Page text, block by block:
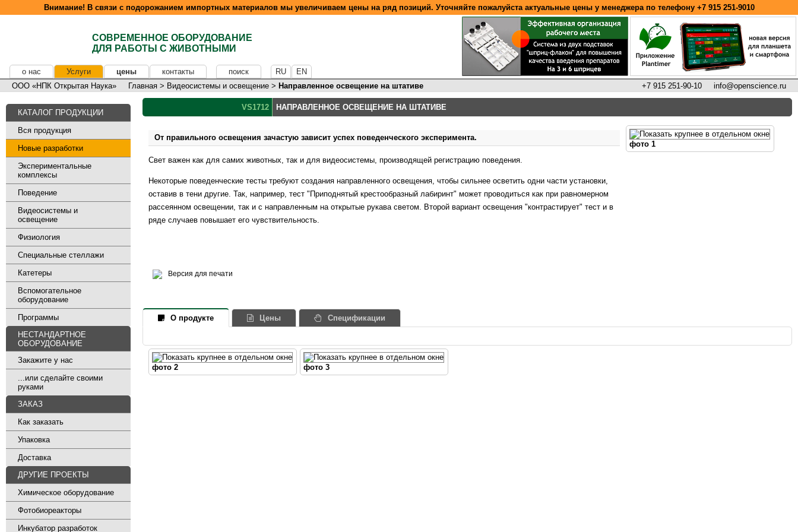
Внимание! В связи с подорожанием импортных материалов мы увеличиваем цены на ряд позиций. Уточняйте пожалуйста актуальные цены у менеджера по телефону +7 915 251-9010
СОВРЕМЕННОЕ ОБОРУДОВАНИЕ
ДЛЯ РАБОТЫ С ЖИВОТНЫМИ
о нас Услуги цены контакты поиск RU
EN
info@openscience.ru
+7 915 251-90-10
ООО «НПК Открытая Наука» Главная > Видеосистемы и освещение > Направленное освещение на штативе
КАТАЛОГ ПРОДУКЦИИ
Вся продукция
Новые разработки
Экспериментальные
комплексы
Поведение
Видеосистемы и
освещение
Физиология
Специальные стеллажи
Катетеры
Вспомогательное
оборудование
Программы
НЕСТАНДАРТНОЕ
ОБОРУДОВАНИЕ
Закажите у нас
...или сделайте своими
руками
ЗАКАЗ
Как заказать
Упаковка
Доставка
ДРУГИЕ ПРОЕКТЫ
Химическое оборудование
Фотобиореакторы
Инкубатор разработок
VS1712 НАПРАВЛЕННОЕ ОСВЕЩЕНИЕ НА ШТАТИВЕ
От правильного освещения зачастую зависит успех поведенческого эксперимента.
Свет важен как для самих животных, так и для видеосистемы, производящей регистрацию поведения.
Некоторые поведенческие тесты требуют создания направленного освещения, чтобы сильнее осветить одни части установки,
оставив в тени другие. Так, например, тест "Приподнятый крестообразный лабиринт" может проводиться как при равномерном
рассеянном освещении, так и с направленным на открытые рукава светом. Второй вариант освещения "контрастирует" тест и в
ряде случаев повышает его чувствительность.
Версия для печати
фото 1
О продукте Цены Спецификации
фото 2 фото 3